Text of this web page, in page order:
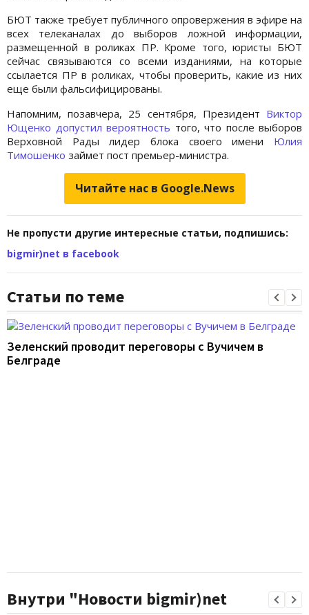
БЮТ также требует публичного опровержения в эфире на
всех телеканалах до выборов ложной информации,
размещенной в роликах ПР. Кроме того, юристы БЮТ
сейчас связываются со всеми изданиями, на которые
ссылается ПР в роликах, чтобы проверить, какие из них
еще были фальсифицированы.
Напомним, позавчера, 25 сентября, Президент Виктор
Ющенко допустил вероятность того, что после выборов
Верховной Рады лидер блока своего имени Юлия
Тимошенко займет пост премьер-министра.
Читайте нас в Google.News
Не пропусти другие интересные статьи, подпишись:
bigmir)net в facebook
Статьи по теме
Зеленский проводит переговоры с Вучичем в
Белграде
Внутри "Новости bigmir)net